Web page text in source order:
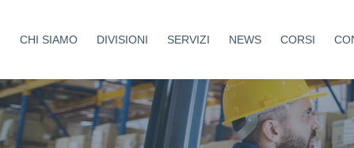
CHI SIAMO DIVISIONI
Aziende Protette
Coltivando Sicurezza
Costruire Sicuri
SERVIZI
Sicurezza
Medicina del lavoro
Formazione
NEWS CORSI